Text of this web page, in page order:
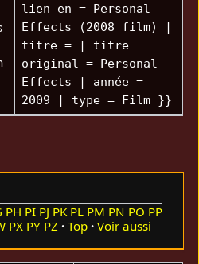
lien en = Personal
Effects (2008 film) |
titre = | titre
original = Personal
Effects | année =
2009 | type = Film }}
PH PI PJ PK PL PM PN PO PP
PX PY PZ Top Voir aussi